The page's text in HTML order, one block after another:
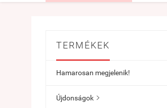
TERMÉKEK
Hamarosan megjelenik!
Újdonságok 